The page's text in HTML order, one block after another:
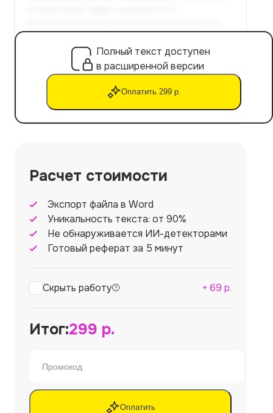
Полный текст доступен
в расширенной версии
Оплатить 299 р.
Расчет стоимости
Экспорт файла в Word
Уникальность текста: от 90%
Не обнаруживается ИИ-детекторами
Готовый реферат за 5 минут
Скрыть работу + 69 р.
Итог:299 р.
Оплатить